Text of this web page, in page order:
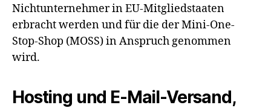
Nichtunternehmer in EU-Mitgliedstaaten
erbracht werden und für die der Mini-One-
Stop-Shop (MOSS) in Anspruch genommen
wird.
Hosting und E-Mail-Versand,